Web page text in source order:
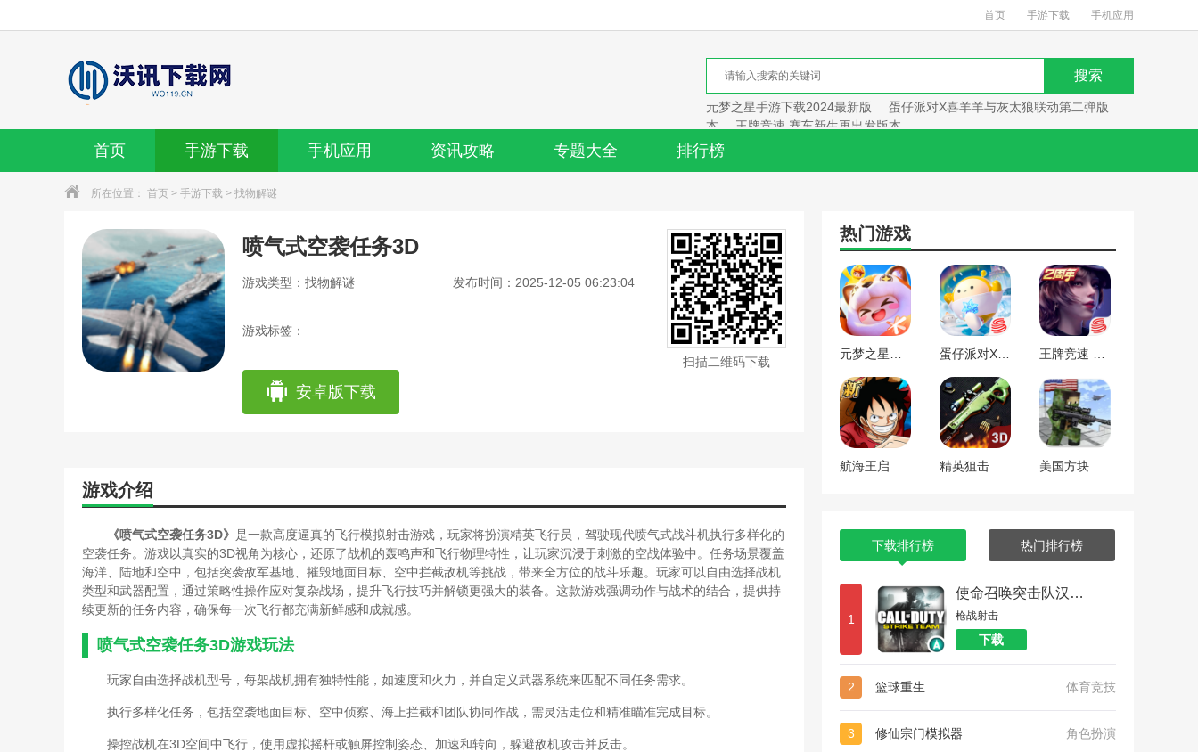
首页 手游下载 手机应用
元梦之星手游下载2024最新版
蛋仔派对X喜羊羊与灰太狼联动第二弹版
本
王牌竞速 赛车新生再出发版本
首页 手游下载 手机应用 资讯攻略 专题大全 排行榜
所在位置： 首页 > 手游下载 > 找物解谜
喷气式空袭任务3D
游戏类型：找物解谜 发布时间：2025-12-05 06:23:04
游戏标签：
安卓版下载
扫描二维码下载
游戏介绍
《喷气式空袭任务3D》 是一款高度逼真的飞行模拟射击游戏，玩家将扮演精英飞行员，驾驶现代喷气式战斗机执行多样化的
空袭任务。游戏以真实的3D视角为核心，还原了战机的轰鸣声和飞行物理特性，让玩家沉浸于刺激的空战体验中。任务场景覆盖
海洋、陆地和空中，包括突袭敌军基地、摧毁地面目标、空中拦截敌机等挑战，带来全方位的战斗乐趣。玩家可以自由选择战机
类型和武器配置，通过策略性操作应对复杂战场，提升飞行技巧并解锁更强大的装备。这款游戏强调动作与战术的结合，提供持
续更新的任务内容，确保每一次飞行都充满新鲜感和成就感。
喷气式空袭任务3D游戏玩法
玩家自由选择战机型号，每架战机拥有独特性能，如速度和火力，并自定义武器系统来匹配不同任务需求。
执行多样化任务，包括空袭地面目标、空中侦察、海上拦截和团队协同作战，需灵活走位和精准瞄准完成目标。
操控战机在3D空间中飞行，使用虚拟摇杆或触屏控制姿态、加速和转向，躲避敌机攻击并反击。
热门游戏
下载排行榜 热门排行榜
1
使命召唤突击队汉化版
枪战射击
下载
2 篮球重生 体育竞技
3 修仙宗门模拟器 角色扮演